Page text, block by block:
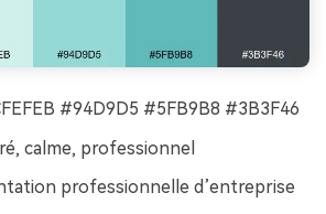
#94D9D5 #5FB9B8 #3B3F46
calme, professionnel
professionnelle d’entreprise